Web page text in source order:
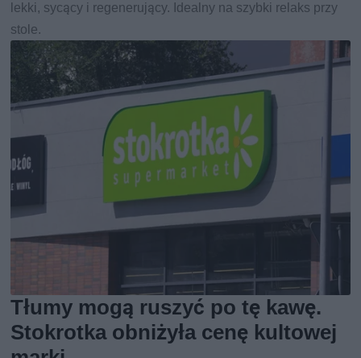
lekki, sycący i regenerujący. Idealny na szybki relaks przy
stole.
Tłumy mogą ruszyć po tę kawę.
Stokrotka obniżyła cenę kultowej